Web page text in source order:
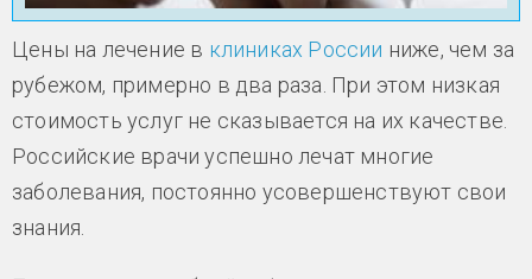
Цены на лечение в клиниках России ниже, чем за
рубежом, примерно в два раза. При этом низкая
стоимость услуг не сказывается на их качестве.
Российские врачи успешно лечат многие
заболевания, постоянно усовершенствуют свои
знания.